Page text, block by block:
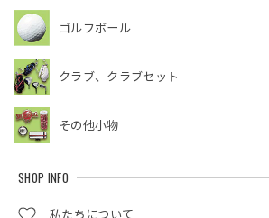
ゴルフボール
クラブ、クラブセット
その他小物
SHOP INFO
私たちについて